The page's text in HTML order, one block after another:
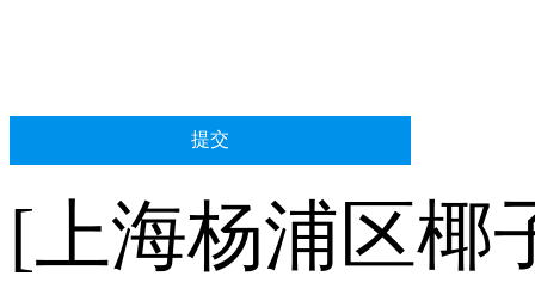
[上海杨浦区椰